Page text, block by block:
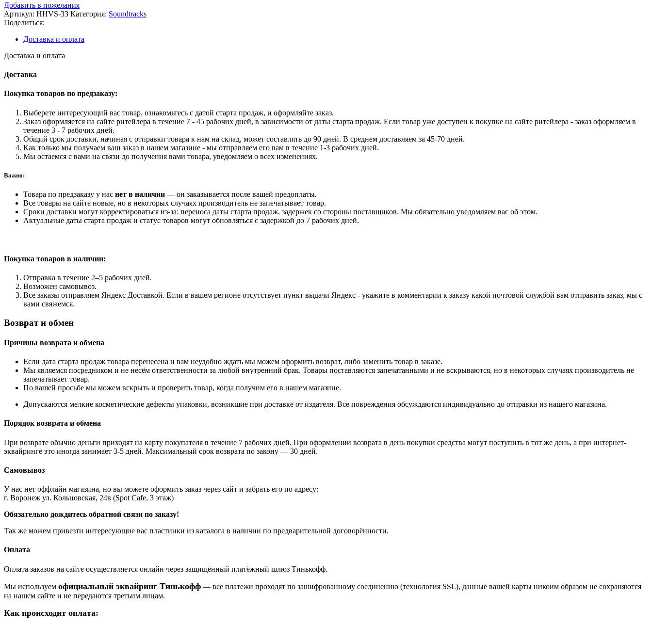
Добавить в пожелания
Артикул: HHVS-33 Категория: Soundtracks
Поделиться:
Доставка и оплата
Доставка и оплата
Доставка
Покупка товаров по предзаказу:
Выберете интересующий вас товар, ознакомьтесь с датой старта продаж, и оформляйте заказ.
Заказ оформляется на сайте ритейлера в течение 7 - 45 рабочих дней, в зависимости от даты старта продаж. Если товар уже доступен к покупке на сайте ритейлера - заказ оформляем в
течение 3 - 7 рабочих дней.
Общий срок доставки, начиная с отправки товара к нам на склад, может составлять до 90 дней. В среднем доставляем за 45-70 дней.
Как только мы получаем ваш заказ в нашем магазине - мы отправляем его вам в течение 1-3 рабочих дней.
Мы остаемся с вами на связи до получения вами товара, уведомляем о всех изменениях.
Важно:
Товара по предзаказу у нас нет в наличии — он заказывается после вашей предоплаты.
Все товары на сайте новые, но в некоторых случаях производитель не запечатывает товар.
Сроки доставки могут корректироваться из-за: переноса даты старта продаж, задержек со стороны поставщиков. Мы обязательно уведомляем вас об этом.
Актуальные даты старта продаж и статус товаров могут обновляться с задержкой до 7 рабочих дней.
Покупка товаров в наличии:
Отправка в течение 2–5 рабочих дней.
Возможен самовывоз.
Все заказы отправляем Яндекс Доставкой. Если в вашем регионе отсутствует пункт выдачи Яндекс - укажите в комментарии к заказу какой почтовой службой вам отправить заказ, мы с
вами свяжемся.
Возврат и обмен
Причины возврата и обмена
Если дата старта продаж товара перенесена и вам неудобно ждать мы можем оформить возврат, либо заменить товар в заказе.
Мы являемся посредником и не несём ответственности за любой внутренний брак. Товары поставляются запечатанными и не вскрываются, но в некоторых случаях производитель не
запечатывает товар.
По вашей просьбе мы можем вскрыть и проверить товар, когда получим его в нашем магазине.
Допускаются мелкие косметические дефекты упаковки, возникшие при доставке от издателя. Все повреждения обсуждаются индивидуально до отправки из нашего магазина.
Порядок возврата и обмена
При возврате обычно деньги приходят на карту покупателя в течение 7 рабочих дней. При оформлении возврата в день покупки средства могут поступить в тот же день, а при интернет-
эквайринге это иногда занимает 3-5 дней. Максимальный срок возврата по закону — 30 дней.
Самовывоз
У нас нет оффлайн магазина, но вы можете оформить заказ через сайт и забрать его по адресу:
г. Воронеж ул. Кольцовская, 24в (Spot Cafe, 3 этаж)
Обязательно дождитесь обратной связи по заказу!
Так же можем привезти интересующие вас пластинки из каталога в наличии по предварительной договорённости.
Оплата
Оплата заказов на сайте осуществляется онлайн через защищённый платёжный шлюз Тинькофф.
Мы используем официальный эквайринг Тинькофф — все платежи проходят по зашифрованному соединению (технология SSL), данные вашей карты никоим образом не сохраняются
на нашем сайте и не передаются третьим лицам.
Как происходит оплата: